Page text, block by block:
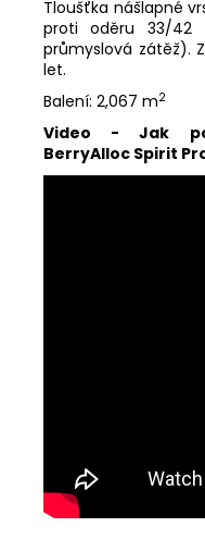
Tloušťka nášlapné
proti oděru 33/42
průmyslová zátěž).
let.
Balení: 2,067 m2
Video - Jak
BerryAlloc Spirit